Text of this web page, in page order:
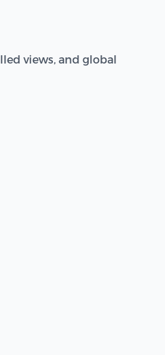
views, and global